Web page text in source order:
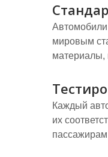
мировым
материалы,
Каждый
их